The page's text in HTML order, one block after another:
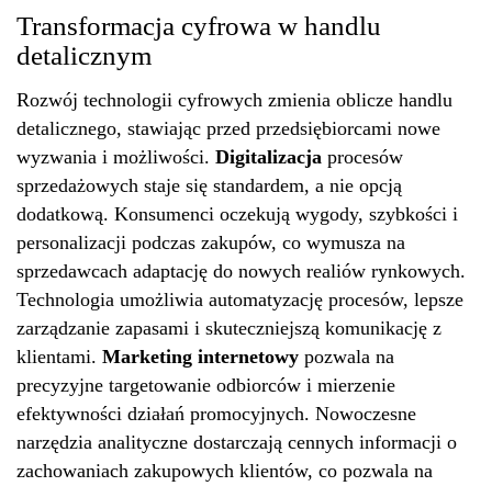
Transformacja cyfrowa w handlu
detalicznym
Rozwój technologii cyfrowych zmienia oblicze handlu
detalicznego, stawiając przed przedsiębiorcami nowe
wyzwania i możliwości. Digitalizacja procesów
sprzedażowych staje się standardem, a nie opcją
dodatkową. Konsumenci oczekują wygody, szybkości i
personalizacji podczas zakupów, co wymusza na
sprzedawcach adaptację do nowych realiów rynkowych.
Technologia umożliwia automatyzację procesów, lepsze
zarządzanie zapasami i skuteczniejszą komunikację z
klientami. Marketing internetowy pozwala na
precyzyjne targetowanie odbiorców i mierzenie
efektywności działań promocyjnych. Nowoczesne
narzędzia analityczne dostarczają cennych informacji o
zachowaniach zakupowych klientów, co pozwala na